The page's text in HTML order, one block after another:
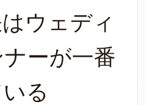
ウェディ
ーが一番
る